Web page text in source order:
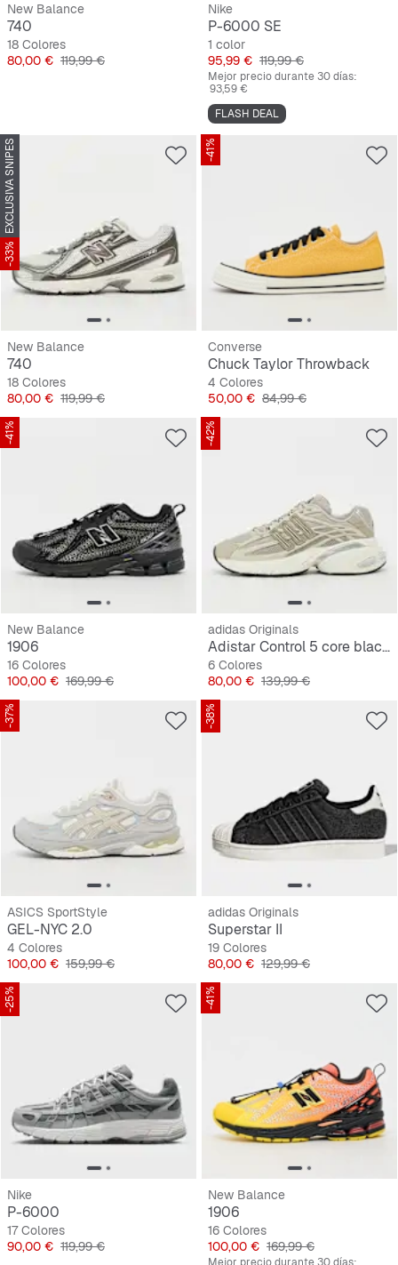
New Balance
740
18 Colores
Precio
80,00 € Precio original
119,99 €
Nike
P-6000 SE
1 color
Precio
95,99 € Precio original
119,99 €
Mejor precio durante 30 días:
93,59 €
FLASH DEAL
EXCLUSIVA SNIPES
-33%
New Balance
740
18 Colores
Precio
80,00 € Precio original
119,99 €
-41%
Converse
Chuck Taylor Throwback
4 Colores
Precio
50,00 € Precio original
84,99 €
-41%
New Balance
1906
16 Colores
Precio
100,00 € Precio original
169,99 €
-42%
adidas Originals
Adistar Control 5 core black/silver met./grey one
6 Colores
Precio
80,00 € Precio original
139,99 €
-37%
ASICS SportStyle
GEL-NYC 2.0
4 Colores
Precio
100,00 € Precio original
159,99 €
-38%
adidas Originals
Superstar II
19 Colores
Precio
80,00 € Precio original
129,99 €
-25%
Nike
P-6000
17 Colores
Precio
90,00 € Precio original
119,99 €
-41%
New Balance
1906
16 Colores
Precio
100,00 € Precio original
169,99 €